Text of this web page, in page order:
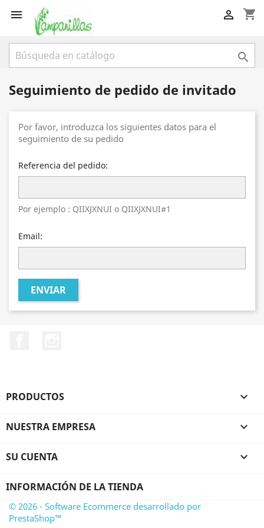
 shopping_cart


Seguimiento de pedido de invitado
Por favor, introduzca los siguientes datos para el
seguimiento de su pedido
Referencia del pedido:
Por ejemplo : QIIXJXNUI o QIIXJXNUI#1
Email:
ENVIAR
PRODUCTOS 
NUESTRA EMPRESA 
SU CUENTA 
INFORMACIÓN DE LA TIENDA
© 2026 - Software Ecommerce desarrollado por
PrestaShop™